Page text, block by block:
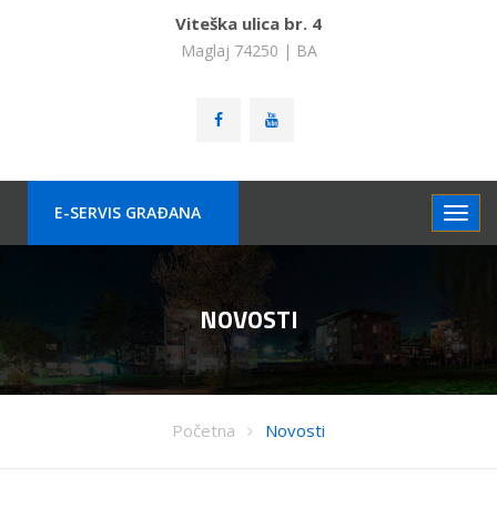
Viteška ulica br. 4
Maglaj 74250 | BA
E-SERVIS GRAÐANA
NOVOSTI
Početna Novosti